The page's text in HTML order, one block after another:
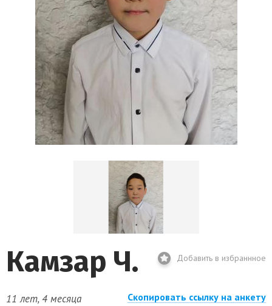
Камзар Ч. Добавить в избраннное
11 лет, 4 месяца Скопировать ссылку на анкету